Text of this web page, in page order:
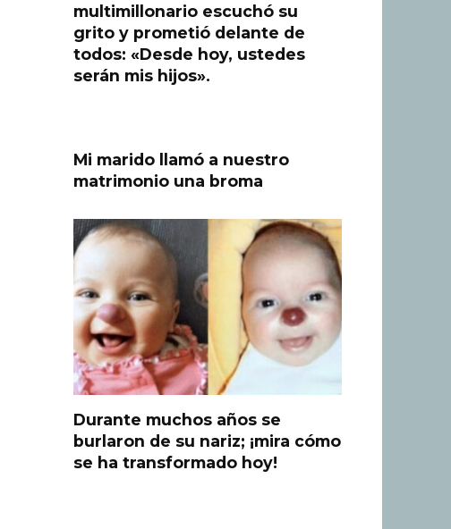
multimillonario escuchó su
grito y prometió delante de
todos: «Desde hoy, ustedes
serán mis hijos».
Mi marido llamó a nuestro
matrimonio una broma
Durante muchos años se
burlaron de su nariz; ¡mira cómo
se ha transformado hoy!